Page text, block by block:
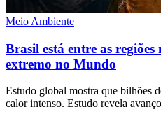
Meio Ambiente
Brasil está entre as
extremo no Mundo
Estudo global mostra que bilhões
calor intenso. Estudo revela